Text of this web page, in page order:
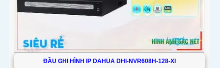
ĐẦU GHI HÌNH IP DAHUA DHI-NVR608H-128-XI